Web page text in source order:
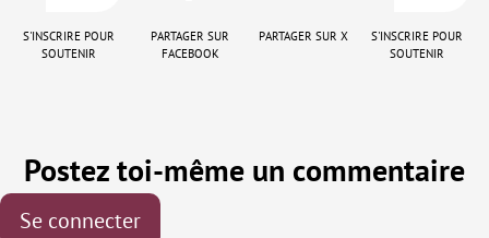
S'inscrire pour
soutenir
Partager sur
Facebook
Partager sur X
S'inscrire pour
soutenir
Postez toi-même un commentaire
Se connecter